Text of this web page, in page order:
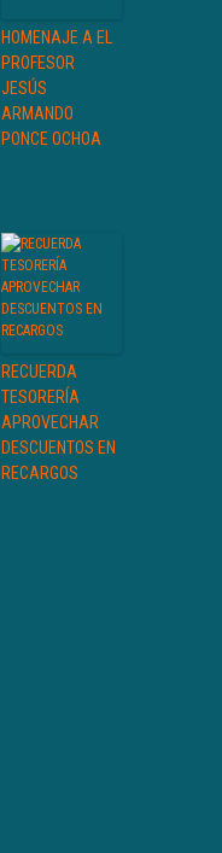
HOMENAJE A EL
PROFESOR
JESÚS
ARMANDO
PONCE OCHOA
RECUERDA
TESORERÍA
APROVECHAR
DESCUENTOS EN
RECARGOS